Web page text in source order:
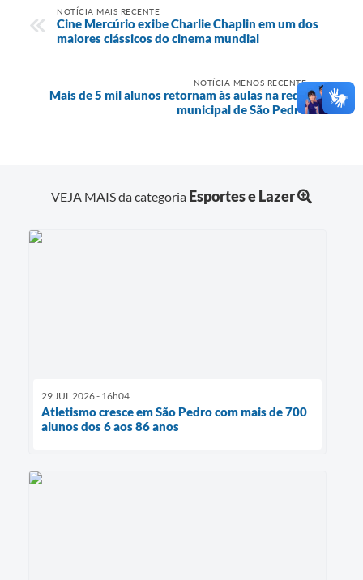
NOTÍCIA MAIS RECENTE
Cine Mercúrio exibe Charlie Chaplin em um dos
maiores clássicos do cinema mundial
NOTÍCIA MENOS RECENTE
Mais de 5 mil alunos retornam às aulas na rede
municipal de São Pedro
VEJA MAIS da categoria Esportes e Lazer
29 JUL 2026 - 16h04
Atletismo cresce em São Pedro com mais de 700
alunos dos 6 aos 86 anos